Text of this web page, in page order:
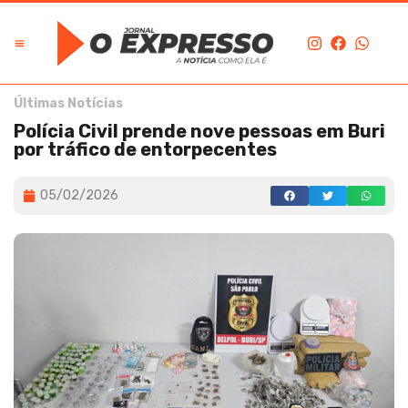
Últimas Notícias
Polícia Civil prende nove pessoas em Buri
por tráfico de entorpecentes
05/02/2026